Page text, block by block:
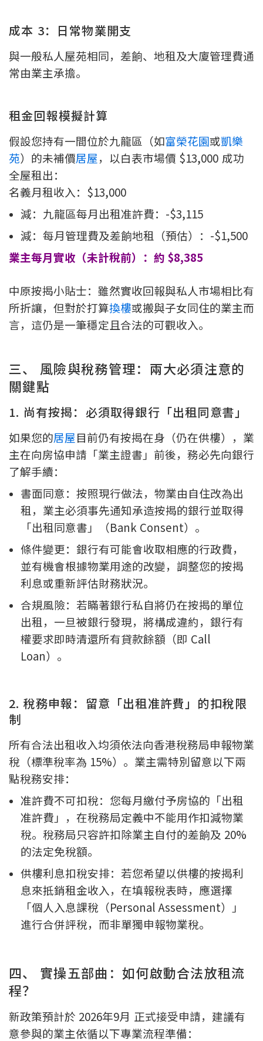
成本 3：日常物業開支
與一般私人屋苑相同，差餉、地租及大廈管理費通
常由業主承擔。
租金回報模擬計算
假設您持有一間位於九龍區（如富榮花園或凱樂
苑）的未補價居屋，以白表市場價 $13,000 成功
全屋租出：
名義月租收入：$13,000
減：九龍區每月出租准許費：-$3,115
減：每月管理費及差餉地租（預估）：-$1,500
業主每月實收（未計稅前）：約 $8,385
中原按揭小貼士：雖然實收回報與私人市場相比有
所折讓，但對於打算換樓或搬與子女同住的業主而
言，這仍是一筆穩定且合法的可觀收入。
三、 風險與稅務管理：兩大必須注意的
關鍵點
1. 尚有按揭：必須取得銀行「出租同意書」
如果您的居屋目前仍有按揭在身（仍在供樓），業
主在向房協申請「業主證書」前後，務必先向銀行
了解手續：
書面同意：按照現行做法，物業由自住改為出
租，業主必須事先通知承造按揭的銀行並取得
「出租同意書」（Bank Consent）。
條件變更：銀行有可能會收取相應的行政費，
並有機會根據物業用途的改變，調整您的按揭
利息或重新評估財務狀況。
合規風險：若瞞著銀行私自將仍在按揭的單位
出租，一旦被銀行發現，將構成違約，銀行有
權要求即時清還所有貸款餘額（即 Call
Loan）。
2. 稅務申報：留意「出租准許費」的扣稅限
制
所有合法出租收入均須依法向香港稅務局申報物業
稅（標準稅率為 15%）。業主需特別留意以下兩
點稅務安排：
准許費不可扣稅：您每月繳付予房協的「出租
准許費」，在稅務局定義中不能用作扣減物業
稅。稅務局只容許扣除業主自付的差餉及 20%
的法定免稅額。
供樓利息扣稅安排：若您希望以供樓的按揭利
息來抵銷租金收入，在填報稅表時，應選擇
「個人入息課稅（Personal Assessment）」
進行合併評稅，而非單獨申報物業稅。
四、 實操五部曲：如何啟動合法放租流
程？
新政策預計於 2026年9月 正式接受申請，建議有
意參與的業主依循以下專業流程準備：